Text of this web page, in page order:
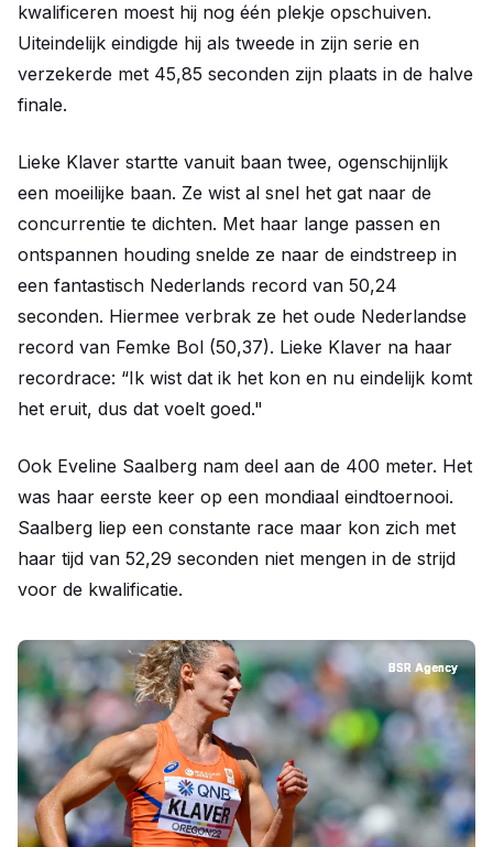
kwalificeren moest hij nog één plekje opschuiven.
Uiteindelijk eindigde hij als tweede in zijn serie en
verzekerde met 45,85 seconden zijn plaats in de halve
finale.
Lieke Klaver startte vanuit baan twee, ogenschijnlijk
een moeilijke baan. Ze wist al snel het gat naar de
concurrentie te dichten. Met haar lange passen en
ontspannen houding snelde ze naar de eindstreep in
een fantastisch Nederlands record van 50,24
seconden. Hiermee verbrak ze het oude Nederlandse
record van Femke Bol (50,37). Lieke Klaver na haar
recordrace: “Ik wist dat ik het kon en nu eindelijk komt
het eruit, dus dat voelt goed."
Ook Eveline Saalberg nam deel aan de 400 meter. Het
was haar eerste keer op een mondiaal eindtoernooi.
Saalberg liep een constante race maar kon zich met
haar tijd van 52,29 seconden niet mengen in de strijd
voor de kwalificatie.
BSR Agency
BSR Agency
BSR Agency